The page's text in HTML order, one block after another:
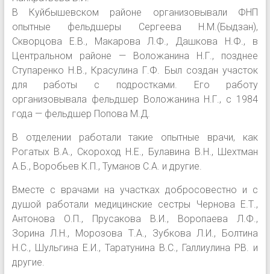
В Куйбышевском районе организовывали ФНП
опытные фельдшеры Сергеева Н.М.(Быдзан),
Скворцова Е.В., Макарова Л.Ф., Дашкова Н.Ф., в
Центральном районе — Воложанина Н.Г., позднее
Ступаренко Н.В., Красулина Г.Ф. Был создан участок
для работы с подростками. Его работу
организовывала фельдшер Воложанина Н.Г., с 1984
года — фельдшер Попова М.Д.
В отделении работали такие опытные врачи, как
Рогатых В.А., Скороход Н.Е., Булавина В.Н., Шехтман
А.Б., Воробьев К.П., Туманов С.А. и другие.
Вместе с врачами на участках добросовестно и с
душой работали медицинские сестры Чернова Е.Т.,
Антонова О.П., Прусакова В.И., Воропаева Л.Ф.,
Зорина Л.Н., Морозова Т.А., Зубкова Л.И., Болтина
Н.С., Шульгина Е.И., Таратунина B.C., Галлиулина РВ. и
другие.